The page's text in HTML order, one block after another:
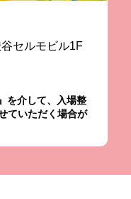
セルモビル1F
を介して、入場整
ていただく場合が